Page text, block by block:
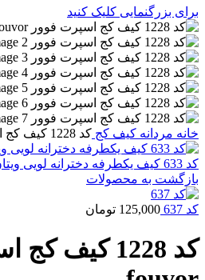
برای بزرگنمایی کلیک کنید
خانه مردانه کیف کج کد 1228 کیف کج اسپرت فوور fouvor
کد 633 کیف یکطرفه دخترانه لویی ویتان
بازگشت به محصولات
کد 637 125,000 تومان
کد 1228 کیف